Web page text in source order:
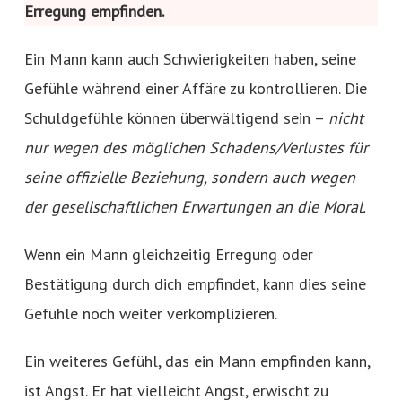
Erregung empfinden.
Ein Mann kann auch Schwierigkeiten haben, seine
Gefühle während einer Affäre zu kontrollieren. Die
Schuldgefühle können überwältigend sein – nicht
nur wegen des möglichen Schadens/Verlustes für
seine offizielle Beziehung, sondern auch wegen
der gesellschaftlichen Erwartungen an die Moral.
Wenn ein Mann gleichzeitig Erregung oder
Bestätigung durch dich empfindet, kann dies seine
Gefühle noch weiter verkomplizieren.
Ein weiteres Gefühl, das ein Mann empfinden kann,
ist Angst. Er hat vielleicht Angst, erwischt zu